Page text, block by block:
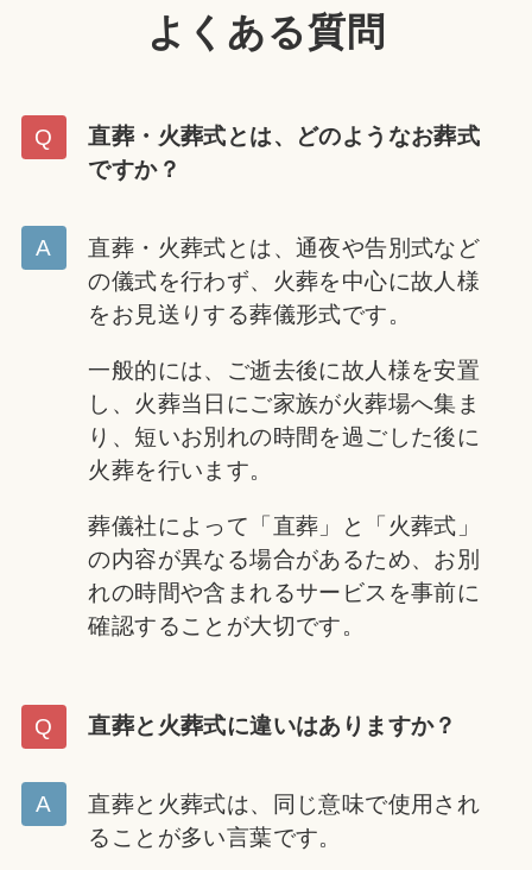
よくある質問
直葬・火葬式とは、どのようなお葬式
ですか？
直葬・火葬式とは、通夜や告別式など
の儀式を行わず、火葬を中心に故人様
をお見送りする葬儀形式です。
一般的には、ご逝去後に故人様を安置
し、火葬当日にご家族が火葬場へ集ま
り、短いお別れの時間を過ごした後に
火葬を行います。
葬儀社によって「直葬」と「火葬式」
の内容が異なる場合があるため、お別
れの時間や含まれるサービスを事前に
確認することが大切です。
直葬と火葬式に違いはありますか？
直葬と火葬式は、同じ意味で使用され
ることが多い言葉です。